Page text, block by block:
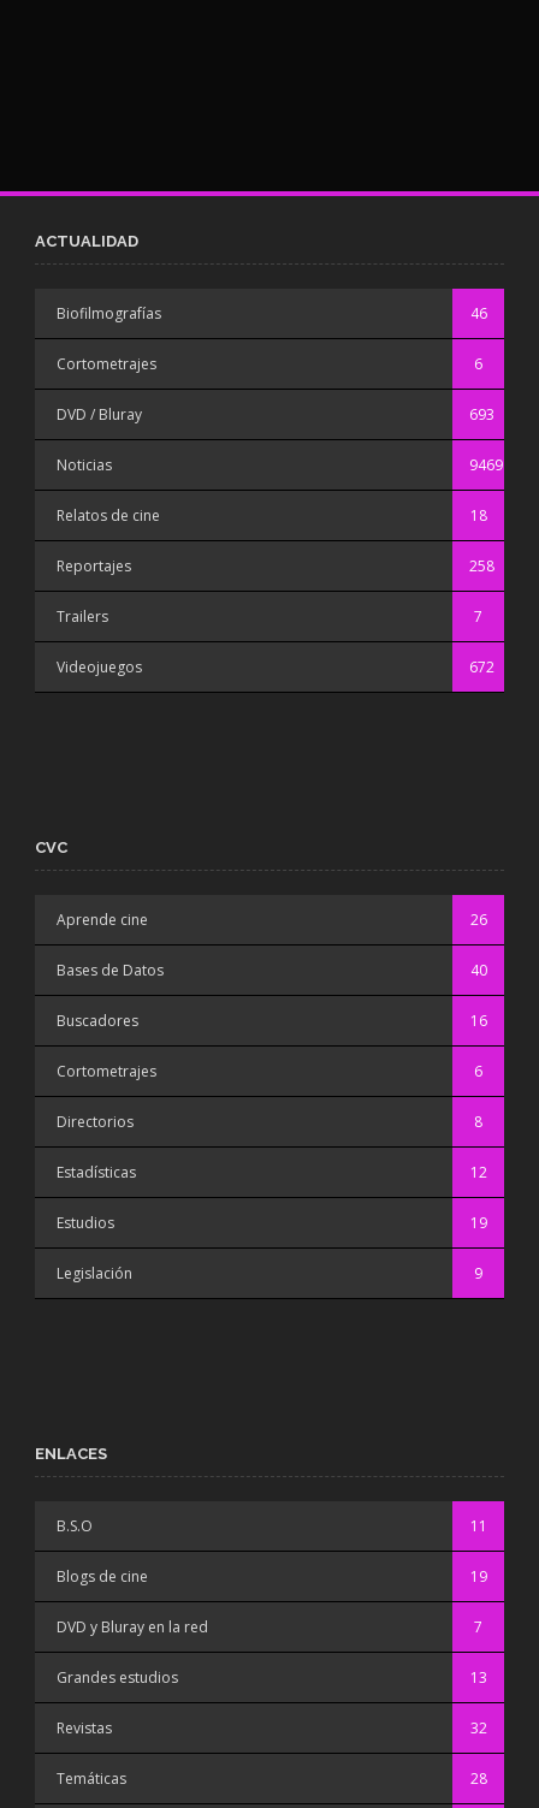
ACTUALIDAD
Biofilmografías 46
Cortometrajes 6
DVD / Bluray 693
Noticias 9469
Relatos de cine 18
Reportajes 258
Trailers 7
Videojuegos 672
CVC
Aprende cine 26
Bases de Datos 40
Buscadores 16
Cortometrajes 6
Directorios 8
Estadísticas 12
Estudios 19
Legislación 9
ENLACES
B.S.O 11
Blogs de cine 19
DVD y Bluray en la red 7
Grandes estudios 13
Revistas 32
Temáticas 28